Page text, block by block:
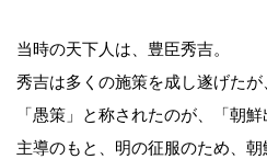
当時の天下人は、豊臣秀吉。
秀吉は多くの施策を成し遂げたが
「愚策」と称されたのが、「朝
主導のもと、明の征服のため、